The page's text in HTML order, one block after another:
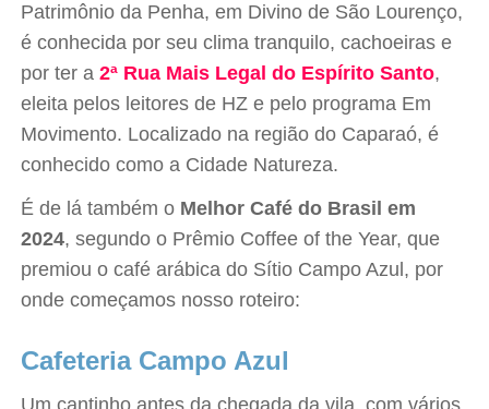
Patrimônio da Penha, em Divino de São Lourenço,
é conhecida por seu clima tranquilo, cachoeiras e
por ter a2ª Rua Mais Legal do Espírito Santo,
eleita pelos leitores de HZ e pelo programa Em
Movimento. Localizado na região do Caparaó, é
conhecido como a Cidade Natureza.
É de lá também o Melhor Café do Brasil em
2024, segundo o Prêmio Coffee of the Year, que
premiou o café arábica do Sítio Campo Azul, por
onde começamos nosso roteiro:
Cafeteria Campo Azul
Um cantinho antes da chegada da vila, com vários